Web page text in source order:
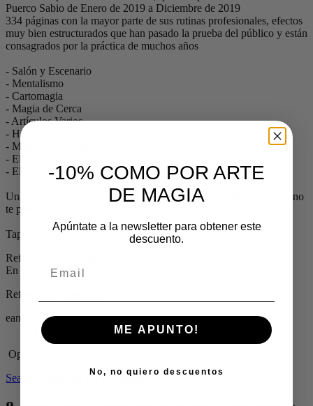
Puerco Sabio de Enero de 2019 a Diciembre de 2019
334 páginas con la mayor parte de sus rutinas profesionales, efectos
muy bien estructurados que han pasado la prueba del público y están
consagrados por la práctica de muchos años
- Salón y Escenario
- Mentalismo
- Cartomagia
- Magia de Cerca
- Artículos Varios
- Historia de la Magia
- Miscelánea Mágica
- El Bazar Mágico
- El Arte del Enmangue
Una enciclopedia mágica, práctica y probada ante público real.....no
te puede faltar en tu biblioteca!
Tapa rústica
Referencia
En stock
1 Artículo
Referencias específicas
ean13
8582128021294
Opiniones
Sea el primero en dar su opinión !
-10% COMO POR ARTE
DE MAGIA
Apúntate a la newsletter para obtener este
descuento.
ME APUNTO!
No, no quiero descuentos